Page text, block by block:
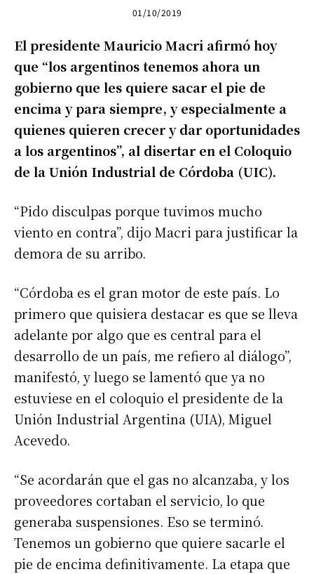
01/10/2019
El presidente Mauricio Macri afirmó hoy
que “los argentinos tenemos ahora un
gobierno que les quiere sacar el pie de
encima y para siempre, y especialmente a
quienes quieren crecer y dar oportunidades
a los argentinos”, al disertar en el Coloquio
de la Unión Industrial de Córdoba (UIC).
“Pido disculpas porque tuvimos mucho
viento en contra”, dijo Macri para justificar la
demora de su arribo.
“Córdoba es el gran motor de este país. Lo
primero que quisiera destacar es que se lleva
adelante por algo que es central para el
desarrollo de un país, me refiero al diálogo”,
manifestó, y luego se lamentó que ya no
estuviese en el coloquio el presidente de la
Unión Industrial Argentina (UIA), Miguel
Acevedo.
“Se acordarán que el gas no alcanzaba, y los
proveedores cortaban el servicio, lo que
generaba suspensiones. Eso se terminó.
Tenemos un gobierno que quiere sacarle el
pie de encima definitivamente. La etapa que